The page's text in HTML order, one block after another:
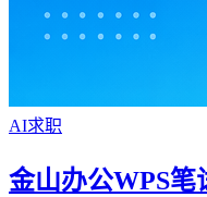
AI求职
金山办公WPS